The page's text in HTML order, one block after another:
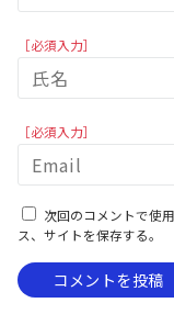
［必須入力］
［必須入力］
次回のコメントで使
ス、サイトを保存する。